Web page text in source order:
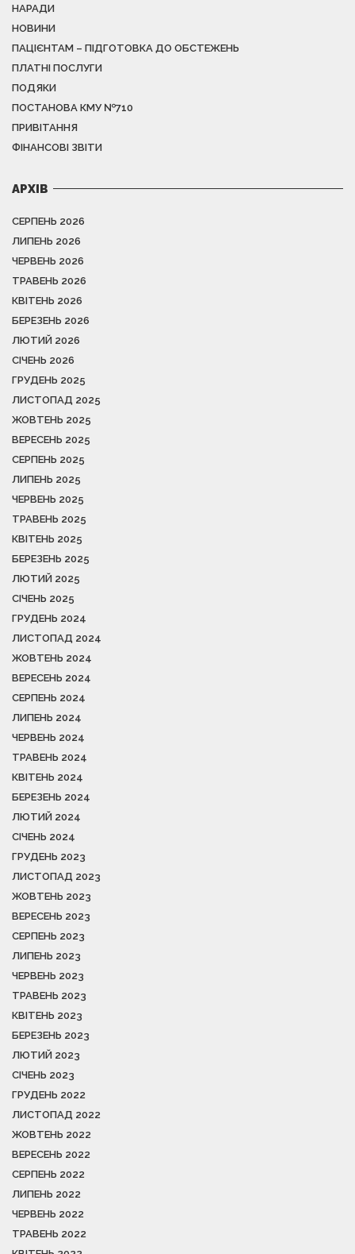
НАРАДИ
НОВИНИ
ПАЦІЄНТАМ – ПІДГОТОВКА ДО ОБСТЕЖЕНЬ
ПЛАТНІ ПОСЛУГИ
ПОДЯКИ
ПОСТАНОВА КМУ №710
ПРИВІТАННЯ
ФІНАНСОВІ ЗВІТИ
АРХІВ
СЕРПЕНЬ 2026
ЛИПЕНЬ 2026
ЧЕРВЕНЬ 2026
ТРАВЕНЬ 2026
КВІТЕНЬ 2026
БЕРЕЗЕНЬ 2026
ЛЮТИЙ 2026
СІЧЕНЬ 2026
ГРУДЕНЬ 2025
ЛИСТОПАД 2025
ЖОВТЕНЬ 2025
ВЕРЕСЕНЬ 2025
СЕРПЕНЬ 2025
ЛИПЕНЬ 2025
ЧЕРВЕНЬ 2025
ТРАВЕНЬ 2025
КВІТЕНЬ 2025
БЕРЕЗЕНЬ 2025
ЛЮТИЙ 2025
СІЧЕНЬ 2025
ГРУДЕНЬ 2024
ЛИСТОПАД 2024
ЖОВТЕНЬ 2024
ВЕРЕСЕНЬ 2024
СЕРПЕНЬ 2024
ЛИПЕНЬ 2024
ЧЕРВЕНЬ 2024
ТРАВЕНЬ 2024
КВІТЕНЬ 2024
БЕРЕЗЕНЬ 2024
ЛЮТИЙ 2024
СІЧЕНЬ 2024
ГРУДЕНЬ 2023
ЛИСТОПАД 2023
ЖОВТЕНЬ 2023
ВЕРЕСЕНЬ 2023
СЕРПЕНЬ 2023
ЛИПЕНЬ 2023
ЧЕРВЕНЬ 2023
ТРАВЕНЬ 2023
КВІТЕНЬ 2023
БЕРЕЗЕНЬ 2023
ЛЮТИЙ 2023
СІЧЕНЬ 2023
ГРУДЕНЬ 2022
ЛИСТОПАД 2022
ЖОВТЕНЬ 2022
ВЕРЕСЕНЬ 2022
СЕРПЕНЬ 2022
ЛИПЕНЬ 2022
ЧЕРВЕНЬ 2022
ТРАВЕНЬ 2022